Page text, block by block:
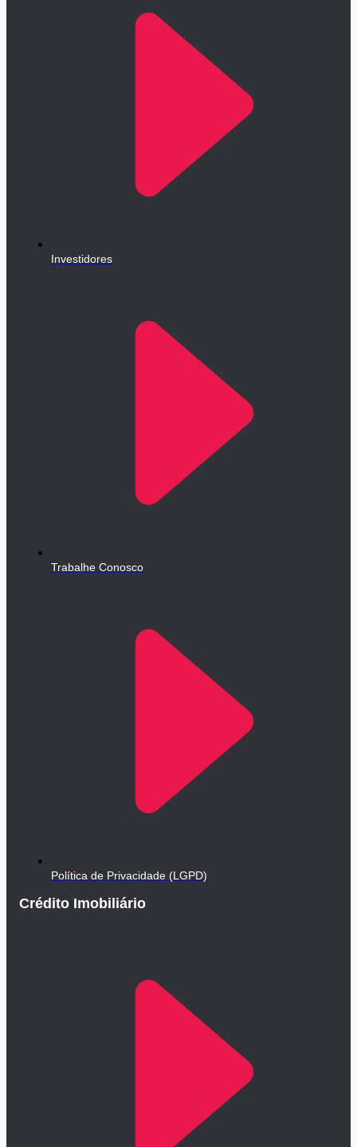
Investidores
Trabalhe Conosco
Política de Privacidade (LGPD)
Crédito Imobiliário